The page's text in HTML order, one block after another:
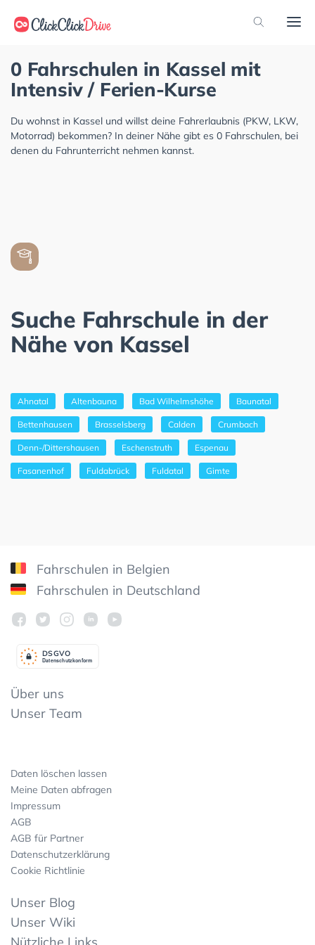
0 Fahrschulen in Kassel mit
Intensiv / Ferien-Kurse
Du wohnst in Kassel und willst deine Fahrerlaubnis (PKW, LKW,
Motorrad) bekommen? In deiner Nähe gibt es 0 Fahrschulen, bei
denen du Fahrunterricht nehmen kannst.
Suche Fahrschule in der
Nähe von Kassel
Ahnatal Altenbauna Bad Wilhelmshöhe Baunatal
Bettenhausen Brasselsberg Calden Crumbach
Denn-/Dittershausen Eschenstruth Espenau
Fasanenhof Fuldabrück Fuldatal Gimte
Fahrschulen in Belgien
Fahrschulen in Deutschland
Datenschutzkonform
DSGVO
Über uns
Unser Team
Daten löschen lassen
Meine Daten abfragen
Impressum
AGB
AGB für Partner
Datenschutzerklärung
Cookie Richtlinie
Unser Blog
Unser Wiki